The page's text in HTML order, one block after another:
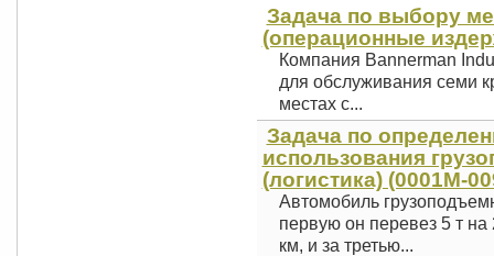
Задача по выбору
(операционные
Компания Bannerman
для обслуживания семи
местах с...
Задача по
использования
(логистика) (0001М-
Автомобиль
первую он перевез 5 т на
км, и за третью...